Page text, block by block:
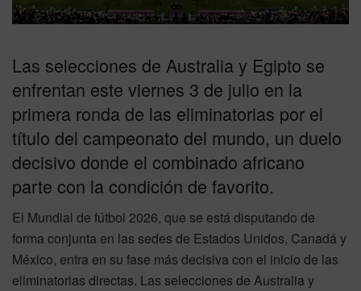
Las selecciones de Australia y Egipto se
enfrentan este viernes 3 de julio en la
primera ronda de las eliminatorias por el
título del campeonato del mundo, un duelo
decisivo donde el combinado africano
parte con la condición de favorito.
El Mundial de fútbol 2026, que se está disputando de
forma conjunta en las sedes de Estados Unidos, Canadá y
México, entra en su fase más decisiva con el inicio de las
eliminatorias directas. Las selecciones de Australia y